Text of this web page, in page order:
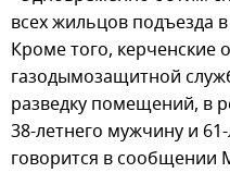
всех жильцов подъезда
Кроме того, керченские
газодымозащитной
разведку помещений, в
38-летнего мужчину и
говорится в сообщении